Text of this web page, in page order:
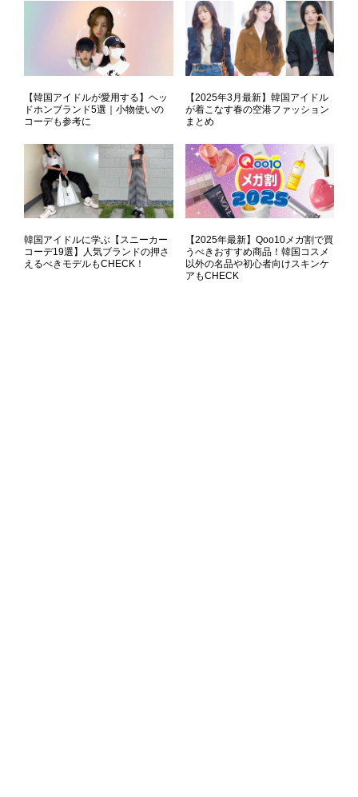
【韓国アイドルが愛用する】ヘッ
ドホンブランド5選｜小物使いの
コーデも参考に
【2025年3月最新】韓国アイドル
が着こなす春の空港ファッション
まとめ
韓国アイドルに学ぶ【スニーカー
コーデ19選】人気ブランドの押さ
えるべきモデルもCHECK！
【2025年最新】Qoo10メガ割で買
うべきおすすめ商品！韓国コスメ
以外の名品や初心者向けスキンケ
アもCHECK